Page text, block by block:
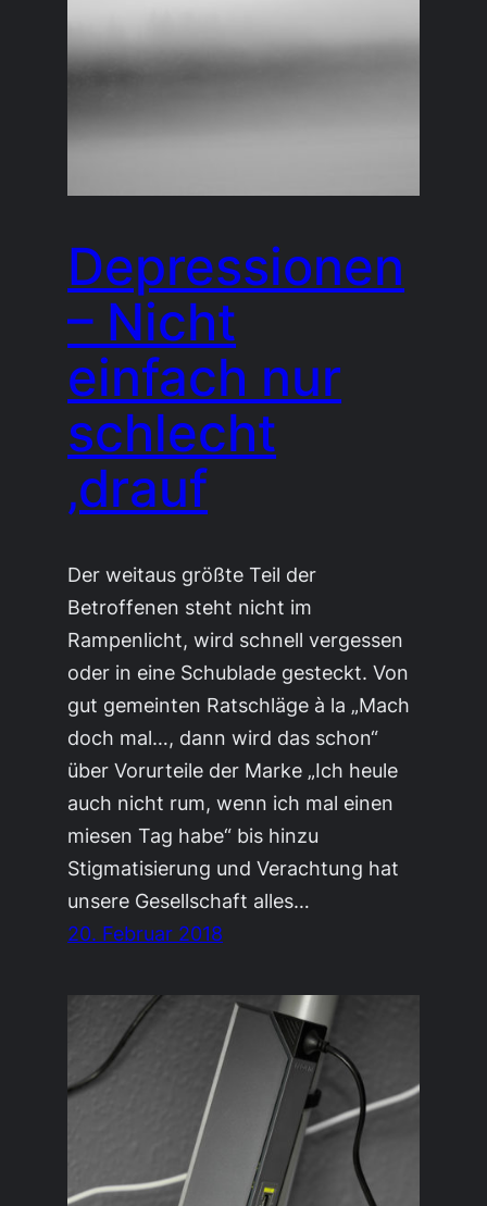
Depressionen
– Nicht
einfach nur
schlecht
‚drauf
Der weitaus größte Teil der
Betroffenen steht nicht im
Rampenlicht, wird schnell vergessen
oder in eine Schublade gesteckt. Von
gut gemeinten Ratschläge à la „Mach
doch mal…, dann wird das schon“
über Vorurteile der Marke „Ich heule
auch nicht rum, wenn ich mal einen
miesen Tag habe“ bis hinzu
Stigmatisierung und Verachtung hat
unsere Gesellschaft alles…
20. Februar 2018